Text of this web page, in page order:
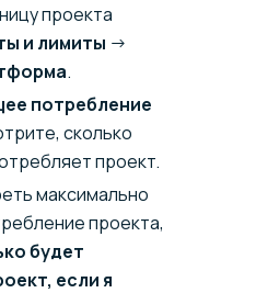
проекта
и лимиты →
.
потребление
сколько
проект.
максимально
проекта,
будет
если я